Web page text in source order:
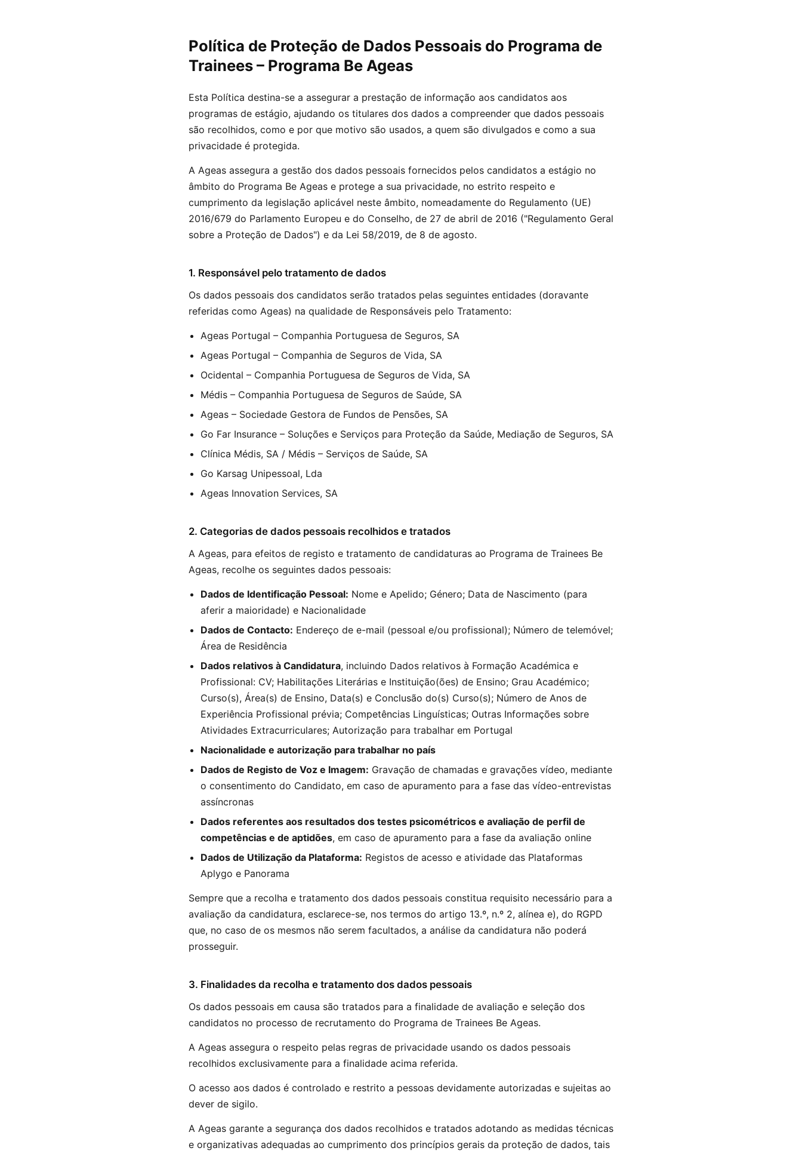
Política de Proteção de Dados Pessoais do Programa de
Trainees – Programa Be Ageas
Esta Política destina-se a assegurar a prestação de informação aos candidatos aos
programas de estágio, ajudando os titulares dos dados a compreender que dados pessoais
são recolhidos, como e por que motivo são usados, a quem são divulgados e como a sua
privacidade é protegida.
A Ageas assegura a gestão dos dados pessoais fornecidos pelos candidatos a estágio no
âmbito do Programa Be Ageas e protege a sua privacidade, no estrito respeito e
cumprimento da legislação aplicável neste âmbito, nomeadamente do Regulamento (UE)
2016/679 do Parlamento Europeu e do Conselho, de 27 de abril de 2016 ("Regulamento Geral
sobre a Proteção de Dados") e da Lei 58/2019, de 8 de agosto.
1. Responsável pelo tratamento de dados
Os dados pessoais dos candidatos serão tratados pelas seguintes entidades (doravante
referidas como Ageas) na qualidade de Responsáveis pelo Tratamento:
Ageas Portugal – Companhia Portuguesa de Seguros, SA
Ageas Portugal – Companhia de Seguros de Vida, SA
Ocidental – Companhia Portuguesa de Seguros de Vida, SA
Médis – Companhia Portuguesa de Seguros de Saúde, SA
Ageas – Sociedade Gestora de Fundos de Pensões, SA
Go Far Insurance – Soluções e Serviços para Proteção da Saúde, Mediação de Seguros, SA
Clínica Médis, SA / Médis – Serviços de Saúde, SA
Go Karsag Unipessoal, Lda
Ageas Innovation Services, SA
2. Categorias de dados pessoais recolhidos e tratados
A Ageas, para efeitos de registo e tratamento de candidaturas ao Programa de Trainees Be
Ageas, recolhe os seguintes dados pessoais:
Dados de Identificação Pessoal: Nome e Apelido; Género; Data de Nascimento (para
aferir a maioridade) e Nacionalidade
Dados de Contacto: Endereço de e-mail (pessoal e/ou profissional); Número de telemóvel;
Área de Residência
Dados relativos à Candidatura, incluindo Dados relativos à Formação Académica e
Profissional: CV; Habilitações Literárias e Instituição(ões) de Ensino; Grau Académico;
Curso(s), Área(s) de Ensino, Data(s) e Conclusão do(s) Curso(s); Número de Anos de
Experiência Profissional prévia; Competências Linguísticas; Outras Informações sobre
Atividades Extracurriculares; Autorização para trabalhar em Portugal
Nacionalidade e autorização para trabalhar no país
Dados de Registo de Voz e Imagem: Gravação de chamadas e gravações vídeo, mediante
o consentimento do Candidato, em caso de apuramento para a fase das vídeo-entrevistas
assíncronas
Dados referentes aos resultados dos testes psicométricos e avaliação de perfil de
competências e de aptidões, em caso de apuramento para a fase da avaliação online
Dados de Utilização da Plataforma: Registos de acesso e atividade das Plataformas
Aplygo e Panorama
Sempre que a recolha e tratamento dos dados pessoais constitua requisito necessário para a
avaliação da candidatura, esclarece-se, nos termos do artigo 13.º, n.º 2, alínea e), do RGPD
que, no caso de os mesmos não serem facultados, a análise da candidatura não poderá
prosseguir.
3. Finalidades da recolha e tratamento dos dados pessoais
Os dados pessoais em causa são tratados para a finalidade de avaliação e seleção dos
candidatos no processo de recrutamento do Programa de Trainees Be Ageas.
A Ageas assegura o respeito pelas regras de privacidade usando os dados pessoais
recolhidos exclusivamente para a finalidade acima referida.
O acesso aos dados é controlado e restrito a pessoas devidamente autorizadas e sujeitas ao
dever de sigilo.
A Ageas garante a segurança dos dados recolhidos e tratados adotando as medidas técnicas
e organizativas adequadas ao cumprimento dos princípios gerais da proteção de dados, tais